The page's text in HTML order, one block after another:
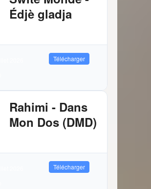
Édjè gladja
Télécharger
Rahimi - Dans
Mon Dos (DMD)
Télécharger